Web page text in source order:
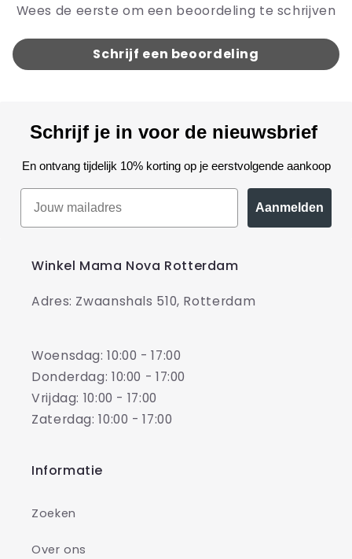
Wees de eerste om een beoordeling te schrijven
Schrijf een beoordeling
Schrijf je in voor de nieuwsbrief
En ontvang tijdelijk 10% korting op je eerstvolgende aankoop
Aanmelden
Winkel Mama Nova Rotterdam
Adres: Zwaanshals 510, Rotterdam
Woensdag: 10:00 - 17:00
Donderdag: 10:00 - 17:00
Vrijdag: 10:00 - 17:00
Zaterdag: 10:00 - 17:00
Informatie
Zoeken
Over ons